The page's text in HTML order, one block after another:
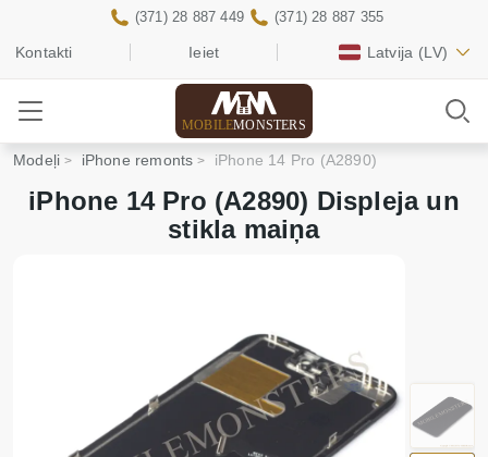
Kontakti Ieiet Latvija (LV)
(371) 28 887 449 (371) 28 887 355
MOBILEMONSTERS
Modeļi iPhone remonts iPhone 14 Pro (A2890)
iPhone 14 Pro (A2890) Displeja un
stikla maiņa